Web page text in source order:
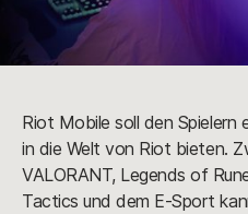
Riot Mobile soll den Spielern
in die Welt von Riot bieten.
VALORANT, Legends of
Tactics und dem E-Sport